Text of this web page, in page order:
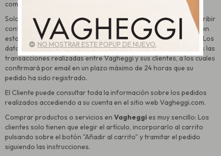
como paso previo a la contratación de servicios y productos.
Solo las personas con la capacidad jurídica necesaria para suscribir
contratos relativos a la clase de bienes y servicios propuestos en
esta página Web pueden realizar pedidos en www.vagheggi.es. Los
datos archivados porVagheggiconstituyen la prueba de todas las
transacciones realizadas entre Vagheggi y sus clientes, a los cuales
confirmará por email en un plazo máximo de 24 horas que su
pedido ha sido registrado.
El Cliente puede consultar toda la información sobre los pedidos
realizados accediendo a su cuenta en el sitio web Vagheggi.com.
Comprar productos o servicios en Vagheggi es muy sencillo: Los
clientes solo tienen que elegir el artículo, incorporarlo al carrito
pulsando sobre el botón "Añadir al carrito" y tramitar el pedido
siguiendo las instrucciones.
NO MOSTRAR ESTE POPUP DE NUEVO.